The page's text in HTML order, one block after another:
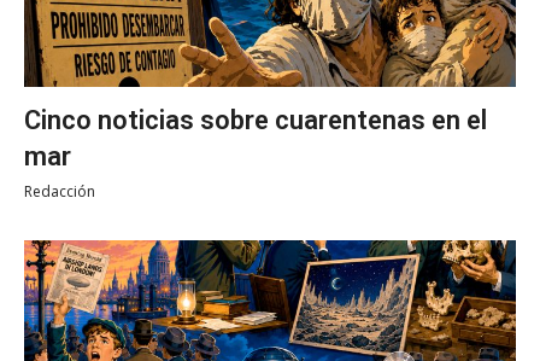
Cinco noticias sobre cuarentenas en el
mar
Redacción